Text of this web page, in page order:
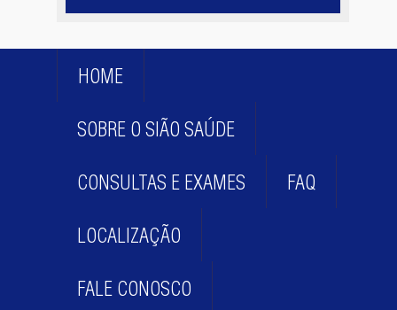
HOME
SOBRE O SIÃO SAÚDE
CONSULTAS E EXAMES FAQ
LOCALIZAÇÃO
FALE CONOSCO